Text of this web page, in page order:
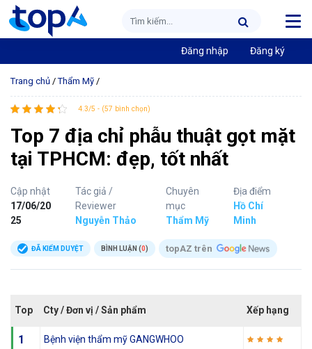
Đăng nhập Đăng ký
Trang chủ /Thẩm Mỹ /
4.3/5 - (57 bình chọn)
Top 7 địa chỉ phẫu thuật gọt mặt
tại TPHCM: đẹp, tốt nhất
Cập nhật
17/06/20
25
Tác giả /
Reviewer
Nguyễn Thảo
Chuyên
mục
Thẩm Mỹ
Địa điểm
Hồ Chí
Minh
ĐÃ KIỂM DUYỆT BÌNH LUẬN (0) topAZ trên
Top Cty / Đơn vị / Sản phẩm Xếp hạng
1 Bệnh viện thẩm mỹ GANGWHOO